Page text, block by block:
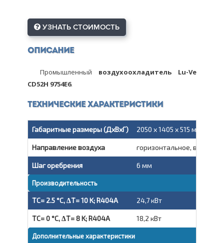
УЗНАТЬ СТОИМОСТЬ
Описание
Промышленный воздухоохладитель Lu-Ve
CD52H 9754E6.
Технические характеристики
Габаритные размеры (ДxВxГ) 2050 x 1405 x 515 мм
Направление воздуха горизонтальное,
Шаг оребрения 6 мм
Производительность
TC= 2.5 °C, ΔT= 10 K; R404A 24,7 кВт
TC= 0 °C, ΔT= 8 K; R404A 18,2 кВт
Дополнительные характеристики